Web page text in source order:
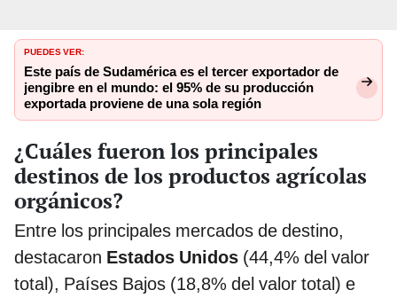
PUEDES VER:
Este país de Sudamérica es el tercer exportador de
jengibre en el mundo: el 95% de su producción
exportada proviene de una sola región
¿Cuáles fueron los principales
destinos de los productos agrícolas
orgánicos?
Entre los principales mercados de destino,
destacaron Estados Unidos (44,4% del valor
total), Países Bajos (18,8% del valor total) e